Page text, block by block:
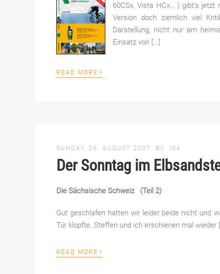
60CSx, Vista HCx… ) gibt’s jetzt
Version doch ziemlich viel
Darstellung, nicht nur am
Einsatz von […]
READ MORE ›
SUNDAY, 26. AUGUST 2007 BY ISA
Der Sonntag im
Die Sächsische Schweiz (Teil 2)
Gut geschlafen hatten wir leider beide nicht und
Tür klopfte. Steffen und ich erschienen mal wieder
READ MORE ›